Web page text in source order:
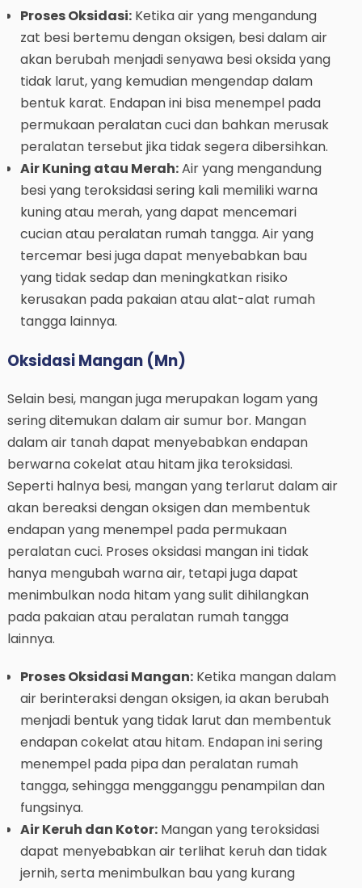
Proses Oksidasi:Ketika air yang mengandung
zat besi bertemu dengan oksigen, besi dalam air
akan berubah menjadi senyawa besi oksida yang
tidak larut, yang kemudian mengendap dalam
bentuk karat. Endapan ini bisa menempel pada
permukaan peralatan cuci dan bahkan merusak
peralatan tersebut jika tidak segera dibersihkan.
Air Kuning atau Merah:Air yang mengandung
besi yang teroksidasi sering kali memiliki warna
kuning atau merah, yang dapat mencemari
cucian atau peralatan rumah tangga. Air yang
tercemar besi juga dapat menyebabkan bau
yang tidak sedap dan meningkatkan risiko
kerusakan pada pakaian atau alat-alat rumah
tangga lainnya.
Oksidasi Mangan (Mn)
Selain besi, mangan juga merupakan logam yang
sering ditemukan dalam air sumur bor. Mangan
dalam air tanah dapat menyebabkan endapan
berwarna cokelat atau hitam jika teroksidasi.
Seperti halnya besi, mangan yang terlarut dalam air
akan bereaksi dengan oksigen dan membentuk
endapan yang menempel pada permukaan
peralatan cuci. Proses oksidasi mangan ini tidak
hanya mengubah warna air, tetapi juga dapat
menimbulkan noda hitam yang sulit dihilangkan
pada pakaian atau peralatan rumah tangga
lainnya.
Proses Oksidasi Mangan:Ketika mangan dalam
air berinteraksi dengan oksigen, ia akan berubah
menjadi bentuk yang tidak larut dan membentuk
endapan cokelat atau hitam. Endapan ini sering
menempel pada pipa dan peralatan rumah
tangga, sehingga mengganggu penampilan dan
fungsinya.
Air Keruh dan Kotor:Mangan yang teroksidasi
dapat menyebabkan air terlihat keruh dan tidak
jernih, serta menimbulkan bau yang kurang